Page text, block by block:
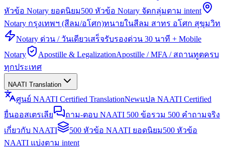
หัวข้อ Notary ยอดนิยม500 หัวข้อ Notary จัดกลุ่มตาม intent
Notary กรุงเทพฯ (สีลม/อโศก)ทนายในสีลม สาทร อโศก สุขุมวิท
Notary ด่วน / วันเดียวเสร็จรับรองด่วน 30 นาที + Mobile
Notary
Apostille & LegalizationApostille / MFA / สถานทูตครบ
ทุกประเทศ
NAATI Translation
ศูนย์ NAATI Certified TranslationNewแปล NAATI Certified
ยื่นออสเตรเลีย
ถาม-ตอบ NAATI 500 ข้อรวม 500 คำถามจริง
เกี่ยวกับ NAATI
500 หัวข้อ NAATI ยอดนิยม500 หัวข้อ
NAATI แบ่งตาม intent